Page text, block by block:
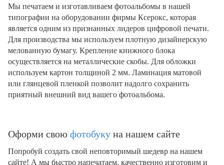
Мы печатаем и изготавливаем фотоальбомы в нашей
типографии на оборудовании фирмы Ксерокс, которая
является одним из признанных лидеров цифровой печати.
Для производства мы используем плотную дизайнерскую
мелованную бумагу. Крепление книжного блока
осуществляется на металлические скобы. Для обложки
используем картон толщиной 2 мм. Ламинация матовой
или глянцевой пленкой позволит надолго сохранить
приятный внешний вид вашего фотоальбома.
Оформи свою фотобуку на нашем сайте
Попробуй создать свой неповторимый шедевр на нашем
сайте! А мы быстро напечатаем, качественно изготовим и